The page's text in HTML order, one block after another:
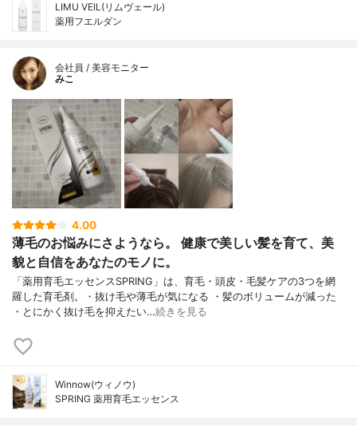
LIMU VEIL(リムヴェール)
薬用フエルダン
会社員 / 美容モニター
みこ
4.00
薄毛のお悩みにさようなら。 健康で美しい髪を育て、美
貌と自信をあなたのモノに。
「薬用育毛エッセンスSPRING」は、育毛・頭皮・毛髪ケアの3つを網
羅した育毛剤。・抜け毛や薄毛が気になる ・髪のボリュームが減った
・とにかく抜け毛を抑えたい…続きを見る
Winnow(ウィノウ)
SPRING 薬用育毛エッセンス